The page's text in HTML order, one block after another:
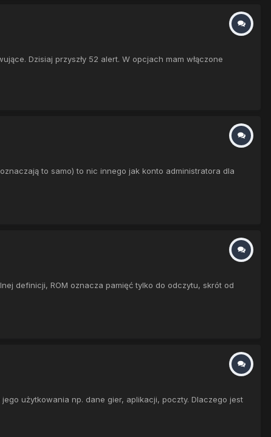
Dzisiaj przyszły 52 alert. W opcjach mam włączone
to samo) to nic innego jak konto administratora dla
definicji, ROM oznacza pamięć tylko do odczytu, skrót od
użytkowania np. dane gier, aplikacji, poczty. Dlaczego jest